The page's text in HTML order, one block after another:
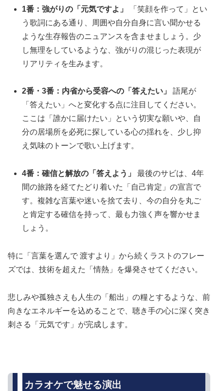
1番：強がりの「元気ですよ」
「笑顔を作って」とい
う歌詞にある通り、周囲や自分自身に言い聞かせる
ような生存報告のニュアンスを含ませましょう。少
し無理をしているような、強がりの混じった表現が
リアリティを生みます。
2番・3番：内省から受容への「答えたい」
語尾が
「答えたい」へと変化する点に注目してください。
ここは「誰かに届けたい」という切実な願いや、自
分の居場所を必死に探している心の揺れを、少し抑
え気味のトーンで歌い上げます。
4番：確信と解放の「答えよう」
最後のサビは、4年
間の旅路を経てたどり着いた「自己肯定」の宣言で
す。複雑な言葉や迷いを捨て去り、今の自分を丸ご
と肯定する確信を持って、最も力強く声を響かせま
しょう。
特に「言葉を選んで 渡すより」から続くラストのフレー
ズでは、技術を超えた「情熱」を爆発させてください。
悲しみや孤独さえも人生の「船出」の糧とするような、前
向きなエネルギーを込めることで、聴き手の心に深く突き
刺さる「元気です」が完成します。
カラオケで魅せる演出